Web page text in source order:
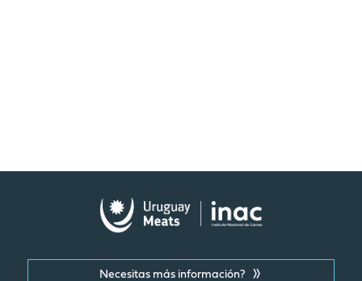
Necesitas más información?